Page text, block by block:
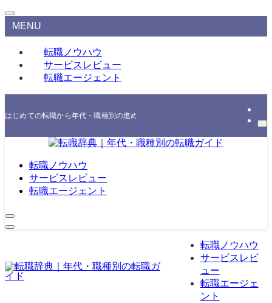
MENU
転職ノウハウ
サービスレビュー
転職エージェント
はじめての転職から年代・職種別の進め方、エージェント・スクールの選び
転職ノウハウ
サービスレビュー
転職エージェント
転職ノウハウ
サービスレビ
ュー
転職エージェ
ント